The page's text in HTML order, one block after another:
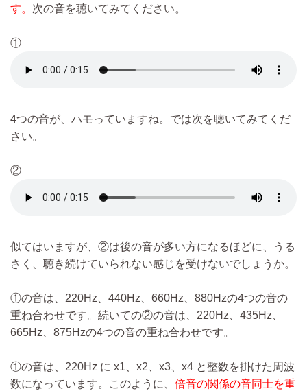
す。 次の音を聴いてみてください。
①
4つの音が、ハモっていますね。では次を聴いてみてくだ
さい。
②
似てはいますが、②は後の音が多い方になるほどに、うる
さく、聴き続けていられない感じを受けないでしょうか。
①の音は、220Hz、440Hz、660Hz、880Hzの4つの音の
重ね合わせです。続いての②の音は、220Hz、435Hz、
665Hz、875Hzの4つの音の重ね合わせです。
①の音は、220Hz に x1、x2、x3、x4 と整数を掛けた周波
数になっています。このように、 倍音の関係の音同士を重